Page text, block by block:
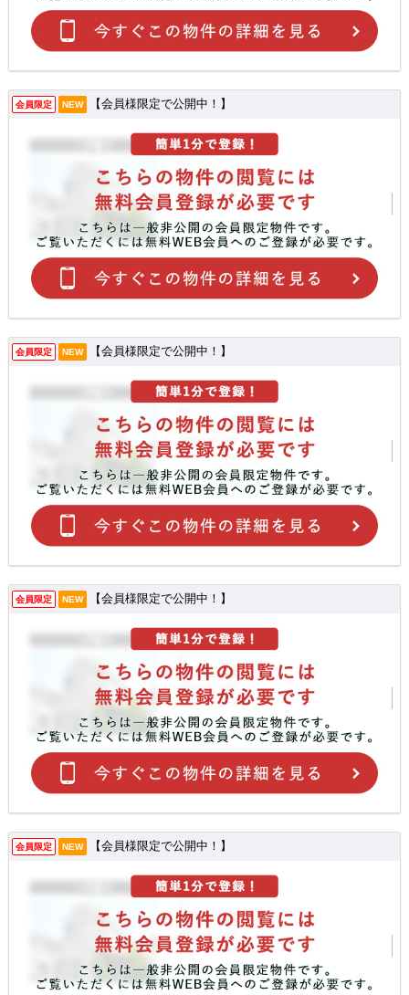
会員限定 NEW 【会員様限定で公開中！】
会員限定 NEW 【会員様限定で公開中！】
会員限定 NEW 【会員様限定で公開中！】
会員限定 NEW 【会員様限定で公開中！】